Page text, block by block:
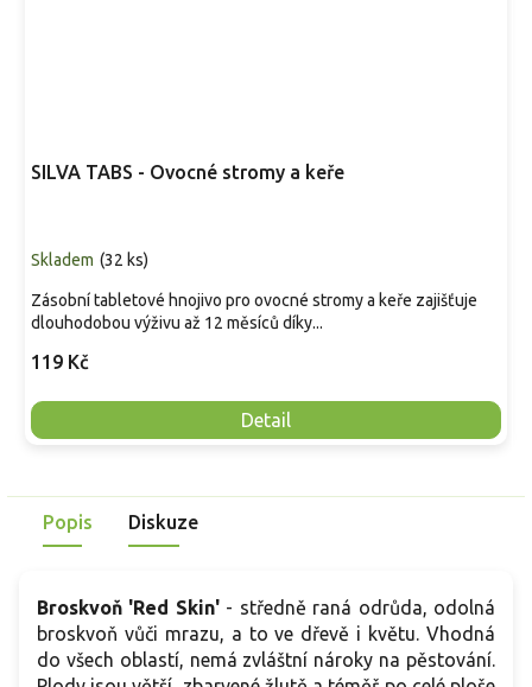
SILVA TABS - Ovocné stromy a keře
Skladem (32 ks)
119 Kč
Detail
Zásobní tabletové hnojivo pro ovocné stromy a keře zajišťuje
dlouhodobou výživu až 12 měsíců díky...
Popis Diskuze
Broskvoň 'Red Skin'- středně raná odrůda, odolná
broskvoň vůči mrazu, a to ve dřevě i květu. Vhodná
do všech oblastí, nemá zvláštní nároky na pěstování.